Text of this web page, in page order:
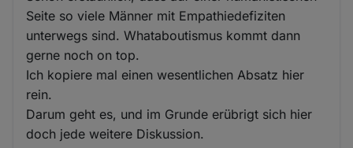
Seite so viele Männer mit Empathiedefiziten
unterwegs sind. Whataboutismus kommt dann
gerne noch on top.
Ich kopiere mal einen wesentlichen Absatz hier
rein.
Darum geht es, und im Grunde erübrigt sich hier
doch jede weitere Diskussion.